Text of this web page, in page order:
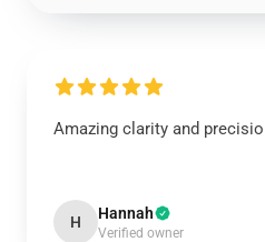
Amazing clarity and
H Hannah
Verified owner